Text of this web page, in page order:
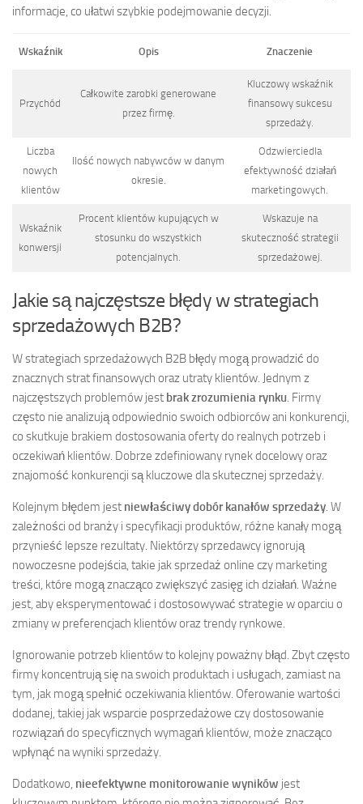
informacje, co ułatwi szybkie podejmowanie decyzji.
Wskaźnik Opis Znaczenie
Przychód
Całkowite zarobki generowane
przez firmę.
Kluczowy wskaźnik
finansowy sukcesu
sprzedaży.
Liczba
nowych
klientów
Ilość nowych nabywców w danym
okresie.
Odzwierciedla
efektywność działań
marketingowych.
Wskaźnik
konwersji
Procent klientów kupujących w
stosunku do wszystkich
potencjalnych.
Wskazuje na
skuteczność strategii
sprzedażowej.
Jakie są najczęstsze błędy w strategiach
sprzedażowych B2B?
W strategiach sprzedażowych B2B błędy mogą prowadzić do
znacznych strat finansowych oraz utraty klientów. Jednym z
najczęstszych problemów jest brak zrozumienia rynku. Firmy
często nie analizują odpowiednio swoich odbiorców ani konkurencji,
co skutkuje brakiem dostosowania oferty do realnych potrzeb i
oczekiwań klientów. Dobrze zdefiniowany rynek docelowy oraz
znajomość konkurencji są kluczowe dla skutecznej sprzedaży.
Kolejnym błędem jest niewłaściwy dobór kanałów sprzedaży. W
zależności od branży i specyfikacji produktów, różne kanały mogą
przynieść lepsze rezultaty. Niektórzy sprzedawcy ignorują
nowoczesne podejścia, takie jak sprzedaż online czy marketing
treści, które mogą znacząco zwiększyć zasięg ich działań. Ważne
jest, aby eksperymentować i dostosowywać strategie w oparciu o
zmiany w preferencjach klientów oraz trendy rynkowe.
Ignorowanie potrzeb klientów to kolejny poważny błąd. Zbyt często
firmy koncentrują się na swoich produktach i usługach, zamiast na
tym, jak mogą spełnić oczekiwania klientów. Oferowanie wartości
dodanej, takiej jak wsparcie posprzedażowe czy dostosowanie
rozwiązań do specyficznych wymagań klientów, może znacząco
wpłynąć na wyniki sprzedaży.
Dodatkowo, nieefektywne monitorowanie wyników jest